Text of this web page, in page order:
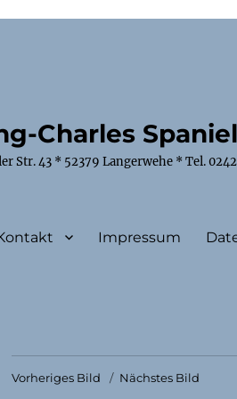
Charles
Str. 43 * 52379 Langerwehe * Tel.
Impressum
Vorheriges Bild Nächstes Bild